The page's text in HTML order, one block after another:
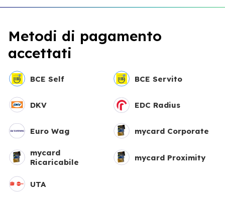
Metodi di pagamento
accettati
BCE Self BCE Servito
DKV EDC Radius
Euro Wag mycard Corporate
mycard
Ricaricabile
mycard Proximity
UTA